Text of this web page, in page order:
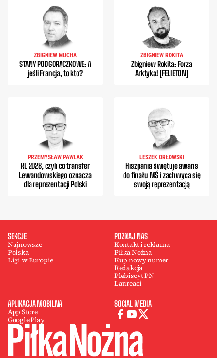
ZBIGNIEW MUCHA
STANY PODGORĄCZKOWE: A
jeśli Francja, to kto?
ZBIGNIEW ROKITA
Zbigniew Rokita: Forza
Arktyka! [FELIETON]
PRZEMYSŁAW PAWLAK
RL 2028, czyli co transfer
Lewandowskiego oznacza
dla reprezentacji Polski
LESZEK ORŁOWSKI
Hiszpania świętuje awans
do finału MŚ i zachwyca się
swoją reprezentacją
SEKCJE
Najnowsze
Polska
Ligi w Europie
POZNAJ NAS
Kontakt i reklama
Piłka Nożna
Kup nowy numer
Redakcja
Plebiscyt PN
Laureaci
APLIKACJA MOBILNA
App Store
Google Play
SOCIAL MEDIA